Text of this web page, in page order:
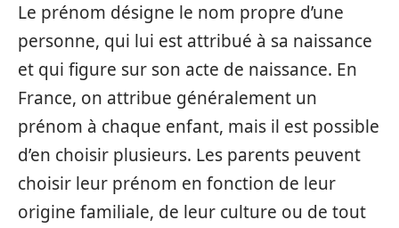
Le prénom désigne le nom propre d’une
personne, qui lui est attribué à sa naissance
et qui figure sur son acte de naissance. En
France, on attribue généralement un
prénom à chaque enfant, mais il est possible
d’en choisir plusieurs. Les parents peuvent
choisir leur prénom en fonction de leur
origine familiale, de leur culture ou de tout